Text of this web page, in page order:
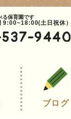
る保育園です
9:00~18:00(土日祝休）
9440
ブログ